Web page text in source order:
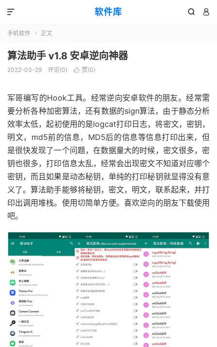
软件库  

手机软件  正文
算法助手 v1.8 安卓逆向神器
2022-03-29 评论(0)  赞(0)
军哥编写的Hook工具。经常逆向安卓软件的朋友。经常需
要分析各种加密算法，还有数据的sign算法，由于静态分析
效率太低，起初使用的是logcat打印日志，将密文，密钥，
明文，md5前的信息，MD5后的信息等信息打印出来，但
是很快发现了一个问题，在数据量大的时候，密文很多，密
钥也很多，打印信息太乱，经常会出现密文不知道对应哪个
密钥，而且如果是动态秘钥，单纯的打印秘钥就显得没有意
义了。算法助手能够将秘钥，密文，明文，联系起来，并打
印出调用堆栈。使用切简单方便。喜欢逆向的朋友下载使用
吧。